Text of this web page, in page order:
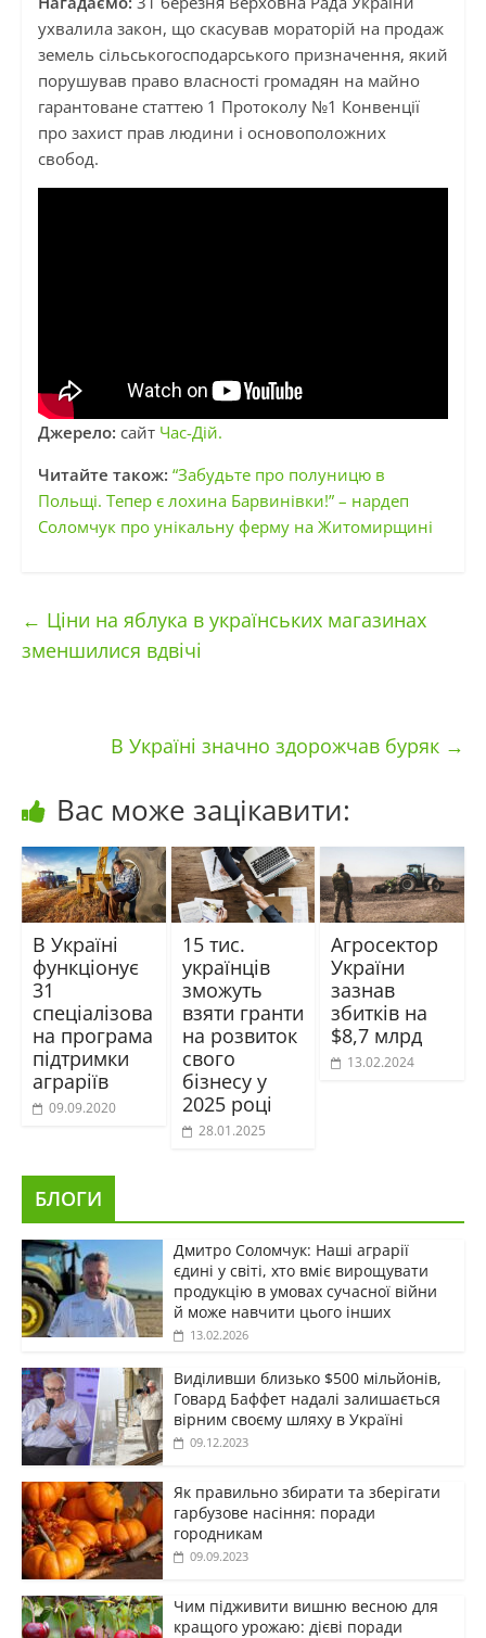
ухвалила закон, що скасував мораторій на продаж
земель сільськогосподарського призначення, який
порушував право власності громадян на майно
гарантоване статтею 1 Протоколу №1 Конвенції
про захист прав людини і основоположних
свобод.
Джерело: сайт Час-Дій.
Читайте також: “Забудьте про полуницю в
Польщі. Тепер є лохина Барвинівки!” – нардеп
Соломчук про унікальну ферму на Житомирщині
← Ціни на яблука в українських магазинах
зменшилися вдвічі
В Україні значно здорожчав буряк →
Вас може зацікавити:
В Україні
функціонує
31
спеціалізова
на програма
підтримки
аграріїв
09.09.2020
15 тис.
українців
зможуть
взяти гранти
на розвиток
свого
бізнесу у
2025 році
28.01.2025
Агросектор
України
зазнав
збитків на
$8,7 млрд
13.02.2024
БЛОГИ
Дмитро Соломчук: Наші аграрії
єдині у світі, хто вміє вирощувати
продукцію в умовах сучасної війни
й може навчити цього інших
13.02.2026
Виділивши близько $500 мільйонів,
Говард Баффет надалі залишається
вірним своєму шляху в Україні
09.12.2023
Як правильно збирати та зберігати
гарбузове насіння: поради
городникам
09.09.2023
Чим підживити вишню весною для
кращого урожаю: дієві поради